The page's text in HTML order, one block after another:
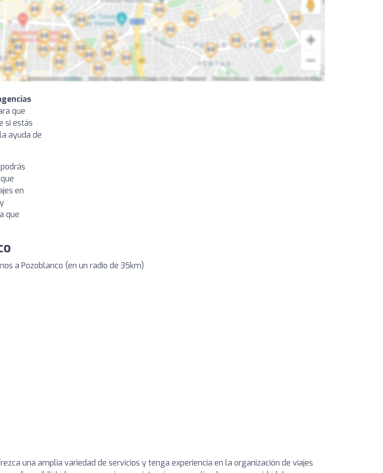
que
si estás
ayuda de
en
que
a Pozoblanco (en un radio de 35km)
una amplia variedad de servicios y tenga experiencia en la organización de viajes